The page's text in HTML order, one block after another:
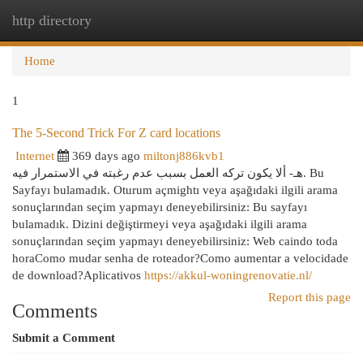
http directory
Home
1
The 5-Second Trick For Z card locations
Internet 369 days ago miltonj886kvb1
هـ- ألا يكون تركه العمل بسبب عدم رغبته في الاستمرار فيه. Bu
Sayfayı bulamadık. Oturum açmightı veya aşağıdaki ilgili arama
sonuçlarından seçim yapmayı deneyebilirsiniz: Bu sayfayı
bulamadık. Dizini değiştirmeyi veya aşağıdaki ilgili arama
sonuçlarından seçim yapmayı deneyebilirsiniz: Web caindo toda
horaComo mudar senha de roteador?Como aumentar a velocidade
de download?Aplicativos https://akkul-woningrenovatie.nl/
Report this page
Comments
Submit a Comment